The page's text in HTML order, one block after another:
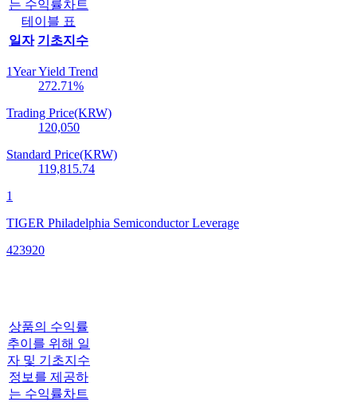
는 수익률차트
테이블 표
일자 기초지수
1Year Yield Trend
272.71%
Trading Price(KRW)
120,050
Standard Price(KRW)
119,815.74
1
TIGER Philadelphia Semiconductor Leverage
423920
상품의 수익률
추이를 위해 일
자 및 기초지수
정보를 제공하
는 수익률차트